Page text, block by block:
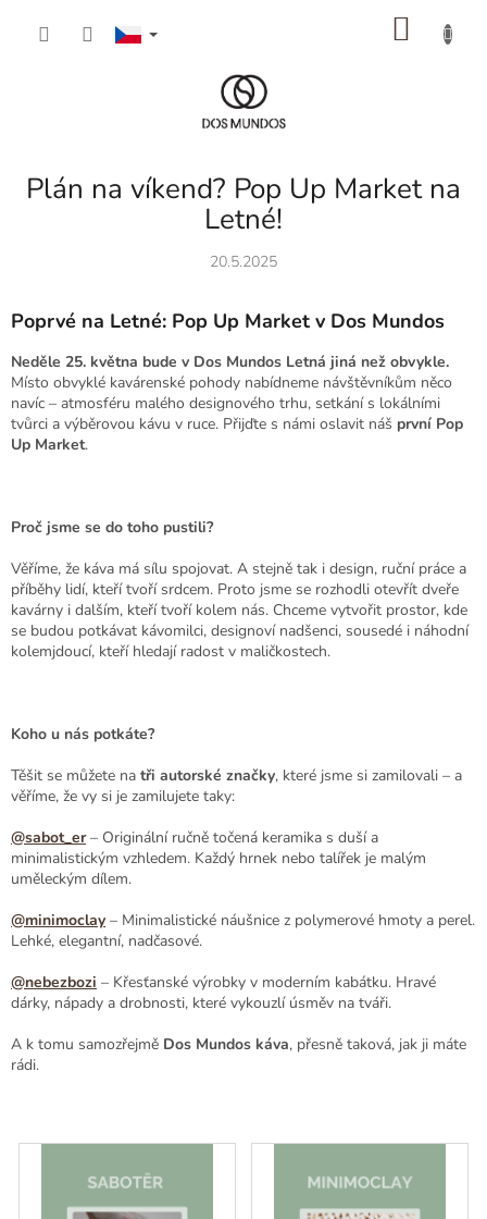
Plán na víkend? Pop Up Market na
Letné!
20.5.2025
Poprvé na Letné: Pop Up Market v Dos Mundos
Neděle 25. května bude v Dos Mundos Letná jiná než obvykle.
Místo obvyklé kavárenské pohody nabídneme návštěvníkům něco
navíc – atmosféru malého designového trhu, setkání s lokálními
tvůrci a výběrovou kávu v ruce. Přijďte s námi oslavit náš první Pop
Up Market.
Proč jsme se do toho pustili?
Věříme, že káva má sílu spojovat. A stejně tak i design, ruční práce a
příběhy lidí, kteří tvoří srdcem. Proto jsme se rozhodli otevřít dveře
kavárny i dalším, kteří tvoří kolem nás. Chceme vytvořit prostor, kde
se budou potkávat kávomilci, designoví nadšenci, sousedé i náhodní
kolemjdoucí, kteří hledají radost v maličkostech.
Koho u nás potkáte?
Těšit se můžete na tři autorské značky, které jsme si zamilovali – a
věříme, že vy si je zamilujete taky:
@sabot_er– Originální ručně točená keramika s duší a
minimalistickým vzhledem. Každý hrnek nebo talířek je malým
uměleckým dílem.
@minimoclay – Minimalistické náušnice z polymerové hmoty a perel.
Lehké, elegantní, nadčasové.
@nebezbozi – Křesťanské výrobky v moderním kabátku. Hravé
dárky, nápady a drobnosti, které vykouzlí úsměv na tváři.
A k tomu samozřejmě Dos Mundos káva, přesně taková, jak ji máte
rádi.